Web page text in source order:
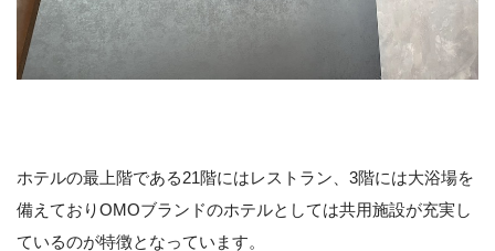
ホテルの最上階である21階にはレストラン、3階には大浴場を
備えておりOMOブランドのホテルとしては共用施設が充実し
ているのが特徴となっています。